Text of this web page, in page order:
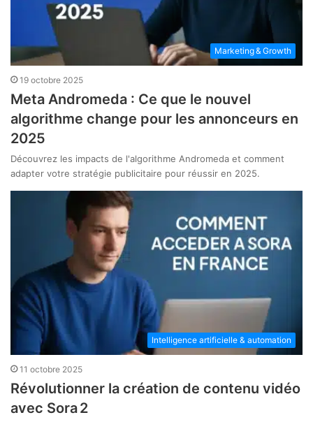
Marketing & Growth
19 octobre 2025
Meta Andromeda : Ce que le nouvel
algorithme change pour les annonceurs en
2025
Découvrez les impacts de l'algorithme Andromeda et comment
adapter votre stratégie publicitaire pour réussir en 2025.
Intelligence artificielle & automation
11 octobre 2025
Révolutionner la création de contenu vidéo
avec Sora 2